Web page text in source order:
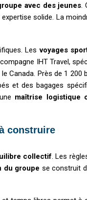
avec des jeunes.
solide. La
Lesvoyages
IHT Travel,
Canada. Près de 1
et des bagages
maîtrise logistique
construire
collectif . Les
du groupe se construit